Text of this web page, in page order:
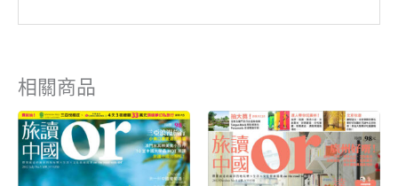
用
吧
數
量
相關商品
原
始
價
格：
NT$199。
目
前
價
格：
NT$80。
原
始
價
格：
NT$199。
目
前
價
格：
NT$80。